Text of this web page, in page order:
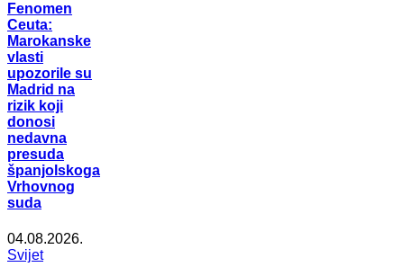
Fenomen
Ceuta:
Marokanske
vlasti
upozorile su
Madrid na
rizik koji
donosi
nedavna
presuda
španjolskoga
Vrhovnog
suda
04.08.2026.
Svijet